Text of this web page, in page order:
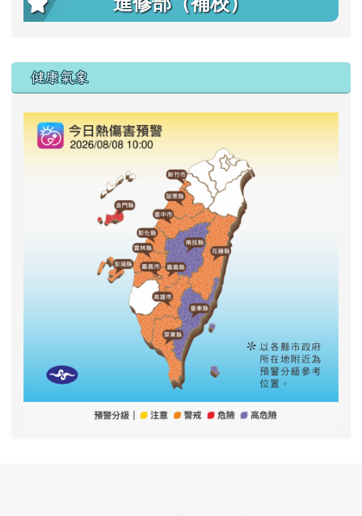
右邊區域內容
健康氣象